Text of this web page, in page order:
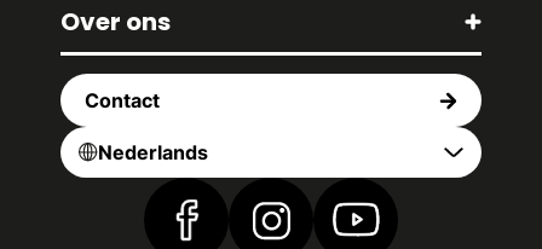
Over ons
Contact
Nederlands
Vind ons op Facebook
Vind ons op Instagram
Vind ons op